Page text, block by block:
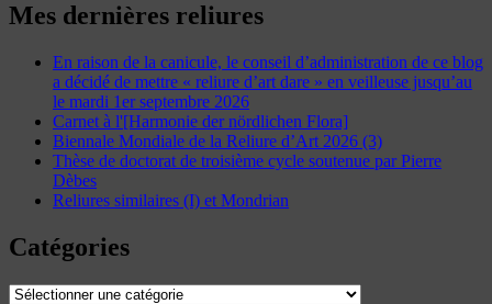
Mes dernières reliures
En raison de la canicule, le conseil d’administration de ce blog
a décidé de mettre « reliure d’art dare » en veilleuse jusqu’au
le mardi 1er septembre 2026
Carnet à l'[Harmonie der nördlichen Flora]
Biennale Mondiale de la Reliure d’Art 2026 (3)
Thèse de doctorat de troisième cycle soutenue par Pierre
Dèbes
Reliures similaires (I) et Mondrian
Catégories
Catégories